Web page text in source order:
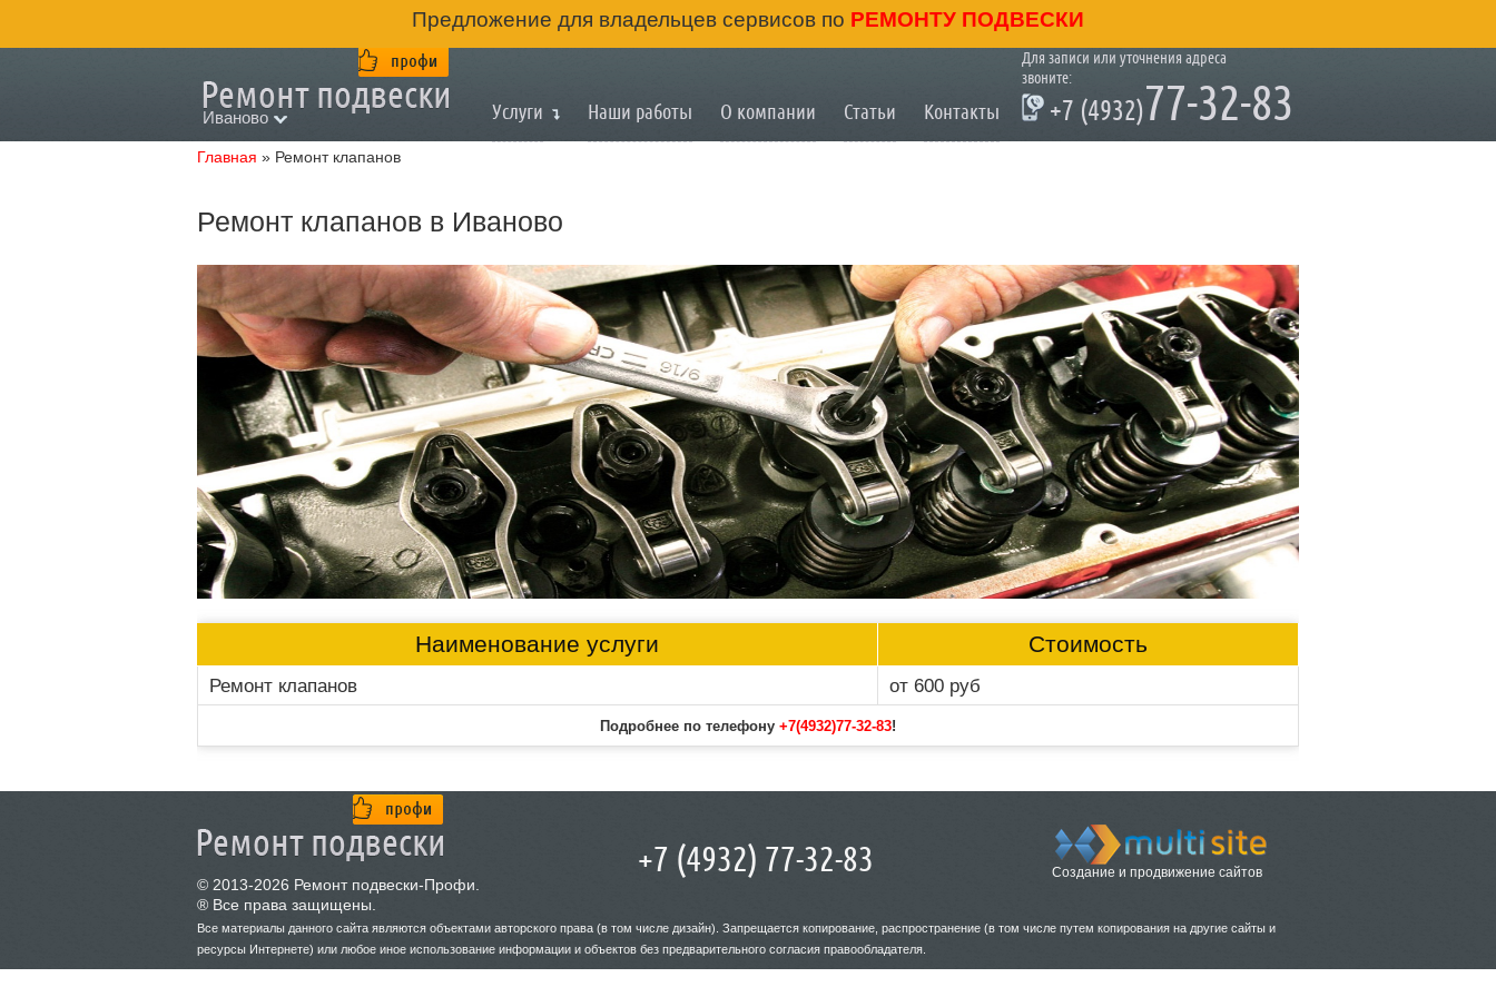
Предложение для владельцев сервисов по РЕМОНТУ ПОДВЕСКИ
Иваново Услуги Наши работы О компании Статьи Контакты
Для записи или уточнения адреса
звоните:
+7 (4932)77-32-83
Главная » Ремонт клапанов
Ремонт клапанов в Иваново
Наименование услуги Стоимость
Ремонт клапанов от 600 руб
Подробнее по телефону +7(4932)77-32-83!
© 2013-2026 Ремонт подвески-Профи.
® Все права защищены.
+7 (4932) 77-32-83 Создание и продвижение сайтов
Все материалы данного сайта являются объектами авторского права (в том числе дизайн). Запрещается копирование, распространение (в том числе путем копирования на другие сайты и
ресурсы Интернете) или любое иное использование информации и объектов без предварительного согласия правообладателя.